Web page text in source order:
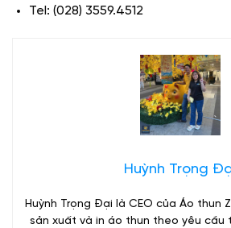
Tel: (028) 3559.4512
Huỳnh Trọng
Huỳnh Trọng Đại là CEO của Áo thun
sản xuất và in áo thun theo yêu cầu